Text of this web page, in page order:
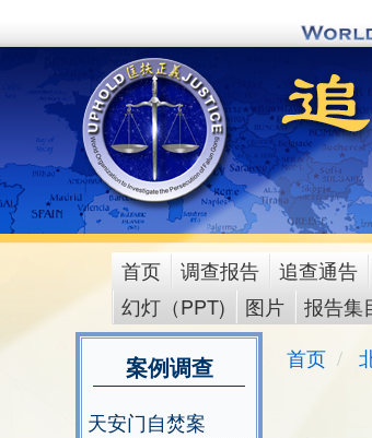
to
content
main
menu
首页 调查报告 追查通告
幻灯（PPT)
图片 报告集
案例调查
天安门自焚案
首页